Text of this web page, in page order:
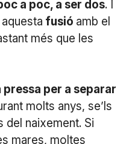
a poc, a ser dos. I
fusió amb el
més que les
pressa per a separar
molts anys, se’ls
del naixement. Si
mares, moltes